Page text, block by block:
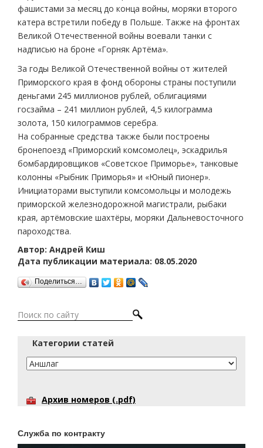
фашистами за месяц до конца войны, моряки второго
катера встретили победу в Польше. Также на фронтах
Великой Отечественной войны воевали танки с
надписью на броне «Горняк Артёма».
За годы Великой Отечественной войны от жителей
Приморского края в фонд обороны страны поступили
деньгами 245 миллионов рублей, облигациями
госзайма – 241 миллион рублей, 4,5 килограмма
золота, 150 килограммов серебра.
На собранные средства также были построены
бронепоезд «Приморский комсомолец», эскадрилья
бомбардировщиков «Советское Приморье», танковые
колонны «Рыбник Приморья» и «Юный пионер».
Инициаторами выступили комсомольцы и молодежь
приморской железнодорожной магистрали, рыбаки
края, артёмовские шахтёры, моряки Дальневосточного
пароходства.
Автор: Андрей Киш
Дата публикации материала: 08.05.2020
Поделиться…
Категории статей
Архив номеров (.pdf)
Служба по контракту